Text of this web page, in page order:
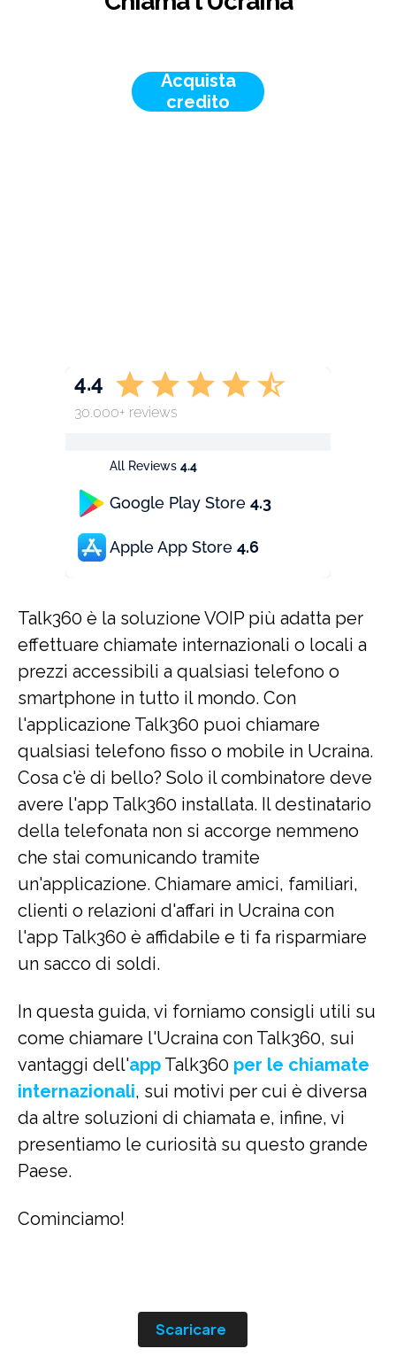
Acquista
credito
All Reviews 4.4
Google Play Store 4.3
Apple App Store 4.6
4.4
30.000+ reviews
Talk360 è la soluzione VOIP più adatta per
effettuare chiamate internazionali o locali a
prezzi accessibili a qualsiasi telefono o
smartphone in tutto il mondo. Con
l'applicazione Talk360 puoi chiamare
qualsiasi telefono fisso o mobile in Ucraina.
Cosa c'è di bello? Solo il combinatore deve
avere l'app Talk360 installata. Il destinatario
della telefonata non si accorge nemmeno
che stai comunicando tramite
un'applicazione. Chiamare amici, familiari,
clienti o relazioni d'affari in Ucraina con
l'app Talk360 è affidabile e ti fa risparmiare
un sacco di soldi.
In questa guida, vi forniamo consigli utili su
come chiamare l'Ucraina con Talk360, sui
vantaggi dell'app Talk360 per le chiamate
internazionali, sui motivi per cui è diversa
da altre soluzioni di chiamata e, infine, vi
presentiamo le curiosità su questo grande
Paese.
Cominciamo!
Scaricare